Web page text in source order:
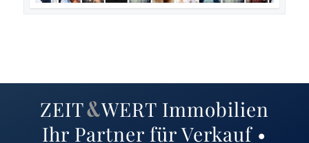
ZEIT&WERT Immobilien
Ihr Partner für Verkauf •